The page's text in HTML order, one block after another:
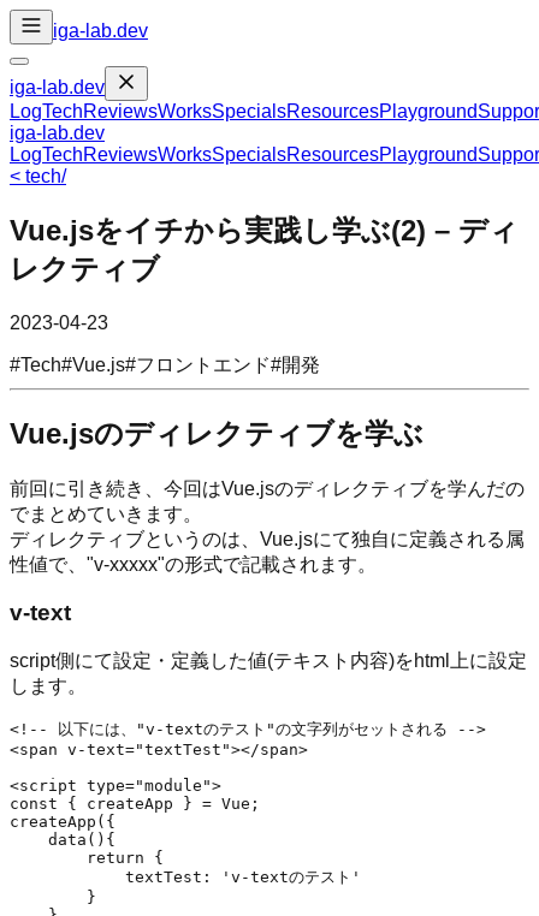
iga-lab.dev
iga-lab.dev
LogTechReviewsWorksSpecialsResourcesPlayground
iga-lab.dev
LogTechReviewsWorksSpecialsResourcesPlayground
< tech/
Vue.jsをイチから実践し学ぶ(2) – ディ
レクティブ
2023-04-23
#Tech#Vue.js#フロントエンド#開発
Vue.jsのディレクティブを学ぶ
前回に引き続き、今回はVue.jsのディレクティブを学んだの
でまとめていきます。
ディレクティブというのは、Vue.jsにて独自に定義される属
性値で、"v-xxxxx"の形式で記載されます。
v-text
script側にて設定・定義した値(テキスト内容)をhtml上に設定
します。
<!-- 以下には、"v-textのテスト"の文字列がセットされる -->
<span v-text="textTest"></span>
<script type="module">
const { createApp } = Vue;
createApp({
    data(){
        return {
            textTest: 'v-textのテスト'
        }